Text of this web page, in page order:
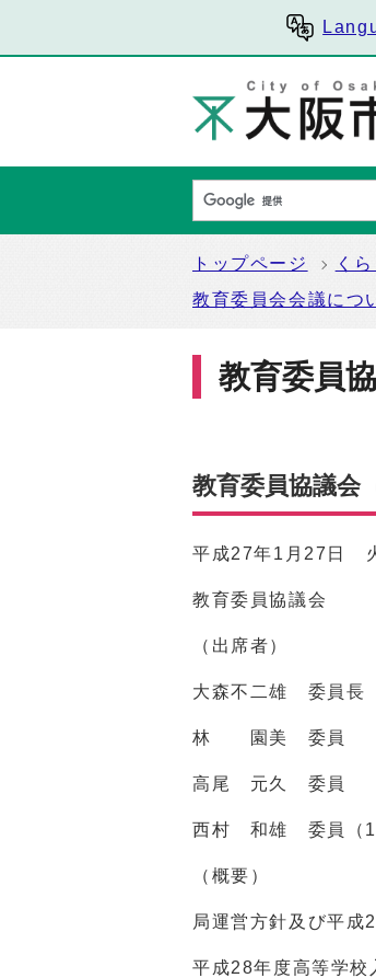
トップページ くら
教育委員会会議につ
教育委員
教育委員協議会
平成27年1月27日
教育委員協議会
（出席者）
大森不二雄 委員長
林 園美 委員
高尾 元久 委員
西村 和雄 委員（
（概要）
局運営方針及び平成
平成28年度高等学校